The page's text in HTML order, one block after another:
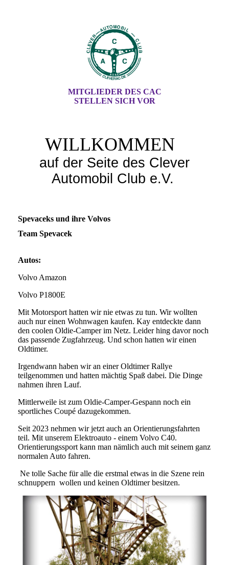
MITGLIEDER DES CAC
STELLEN SICH VOR
WILLKOMMEN
auf der Seite des Clever
Automobil Club e.V.
Spevaceks und ihre Volvos
Team Spevacek
Autos:
Volvo Amazon
Volvo P1800E
Mit Motorsport hatten wir nie etwas zu tun. Wir wollten
auch nur einen Wohnwagen kaufen. Kay entdeckte dann
den coolen Oldie-Camper im Netz. Leider hing davor noch
das passende Zugfahrzeug. Und schon hatten wir einen
Oldtimer.
Irgendwann haben wir an einer Oldtimer Rallye
teilgenommen und hatten mächtig Spaß dabei. Die Dinge
nahmen ihren Lauf.
Mittlerweile ist zum Oldie-Camper-Gespann noch ein
sportliches Coupé dazugekommen.
Seit 2023 nehmen wir jetzt auch an Orientierungsfahrten
teil. Mit unserem Elektroauto - einem Volvo C40.
Orientierungssport kann man nämlich auch mit seinem ganz
normalen Auto fahren.
Ne tolle Sache für alle die erstmal etwas in die Szene rein
schnuppern wollen und keinen Oldtimer besitzen.